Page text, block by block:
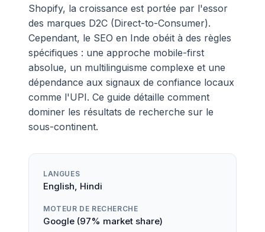
Shopify, la croissance est portée par l'essor
des marques D2C (Direct-to-Consumer).
Cependant, le SEO en Inde obéit à des règles
spécifiques : une approche mobile-first
absolue, un multilinguisme complexe et une
dépendance aux signaux de confiance locaux
comme l'UPI. Ce guide détaille comment
dominer les résultats de recherche sur le
sous-continent.
LANGUES
English, Hindi
MOTEUR DE RECHERCHE
Google (97% market share)